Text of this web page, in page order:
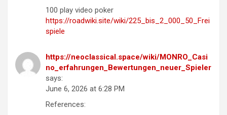
100 play video poker
https://roadwiki.site/wiki/225_bis_2_000_50_Frei
spiele
https://neoclassical.space/wiki/MONRO_Casi
no_erfahrungen_Bewertungen_neuer_Spieler
says:
June 6, 2026 at 6:28 PM
References: